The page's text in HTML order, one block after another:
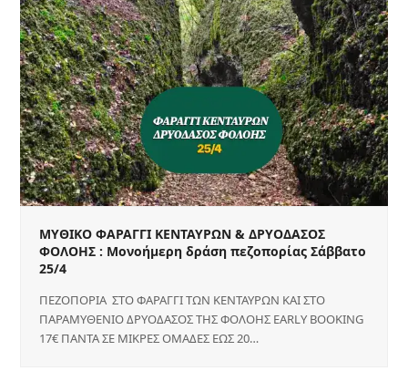
ΜΥΘΙΚΟ ΦΑΡΑΓΓΙ ΚΕΝΤΑΥΡΩΝ & ΔΡΥΟΔΑΣΟΣ
ΦΟΛΟΗΣ : Μονοήμερη δράση πεζοπορίας Σάββατο
25/4
ΠΕΖΟΠΟΡΙΑ ΣΤΟ ΦΑΡΑΓΓΙ ΤΩΝ ΚΕΝΤΑΥΡΩΝ ΚΑΙ ΣΤΟ
ΠΑΡΑΜΥΘΕΝΙΟ ΔΡΥΟΔΑΣΟΣ ΤΗΣ ΦΟΛΟΗΣ EARLY BOOKING
17€ ΠΑΝΤΑ ΣΕ ΜΙΚΡΕΣ ΟΜΑΔΕΣ ΕΩΣ 20…